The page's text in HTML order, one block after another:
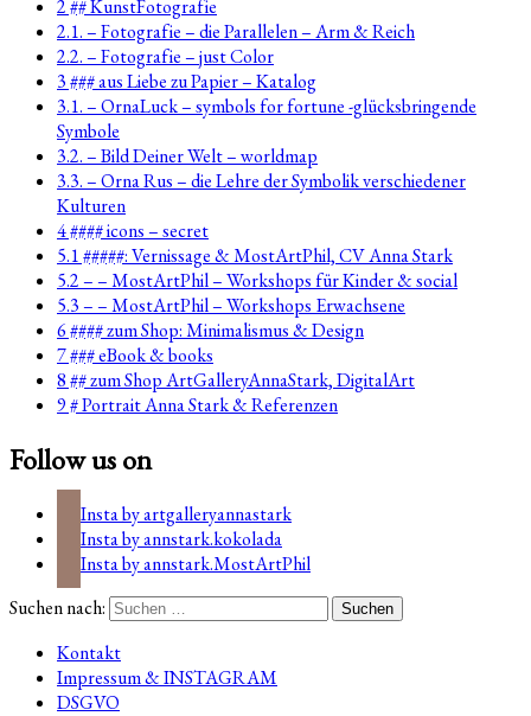
2 ## KunstFotografie
2.1. – Fotografie – die Parallelen – Arm & Reich
2.2. – Fotografie – just Color
3 ### aus Liebe zu Papier – Katalog
3.1. – OrnaLuck – symbols for fortune -glücksbringende
Symbole
3.2. – Bild Deiner Welt – worldmap
3.3. – Orna Rus – die Lehre der Symbolik verschiedener
Kulturen
4 #### icons – secret
5.1 #####: Vernissage & MostArtPhil, CV Anna Stark
5.2 – – MostArtPhil – Workshops für Kinder & social
5.3 – – MostArtPhil – Workshops Erwachsene
6 #### zum Shop: Minimalismus & Design
7 ### eBook & books
8 ## zum Shop ArtGalleryAnnaStark, DigitalArt
9 # Portrait Anna Stark & Referenzen
Follow us on
Insta by artgalleryannastark
Insta by annstark.kokolada
Insta by annstark.MostArtPhil
Suchen nach:
Kontakt
Impressum & INSTAGRAM
DSGVO